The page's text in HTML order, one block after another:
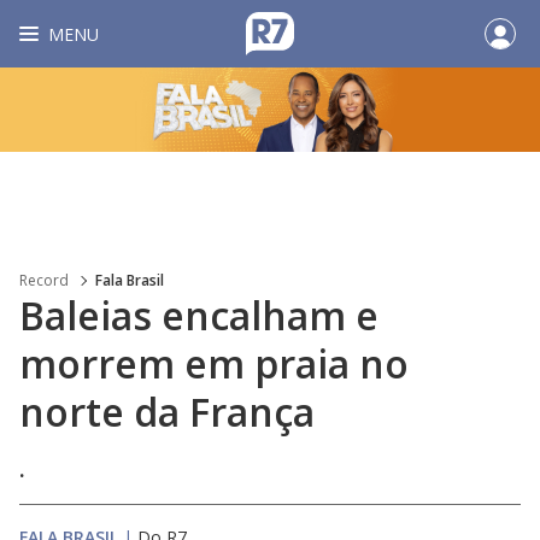
MENU
Record Fala Brasil
Baleias encalham e
morrem em praia no
norte da França
.